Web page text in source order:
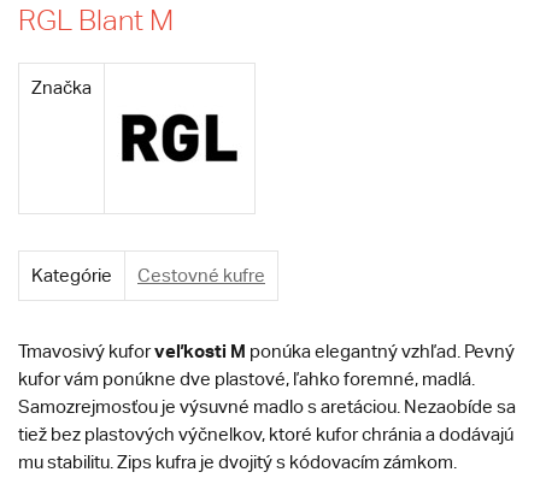
RGL Blant M
Značka
Kategórie Cestovné kufre
Tmavosivý kuforveľkosti M ponúka elegantný vzhľad. Pevný
kufor vám ponúkne dve plastové, ľahko foremné, madlá.
Samozrejmosťou je výsuvné madlo s aretáciou. Nezaobíde sa
tiež bez plastových výčnelkov, ktoré kufor chránia a dodávajú
mu stabilitu. Zips kufra je dvojitý s kódovacím zámkom.